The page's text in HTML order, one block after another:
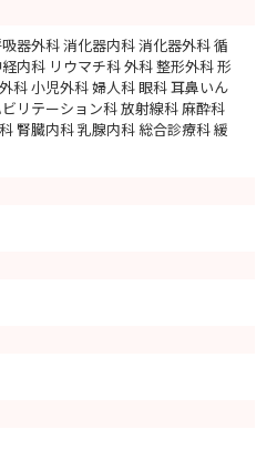
器外科 消化器内科 消化器外科 循
内科 リウマチ科 外科 整形外科 形
科 小児外科 婦人科 眼科 耳鼻いん
リテーション科 放射線科 麻酔科
腎臓内科 乳腺内科 総合診療科 緩